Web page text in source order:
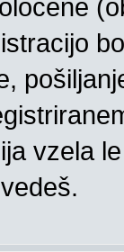
vzela